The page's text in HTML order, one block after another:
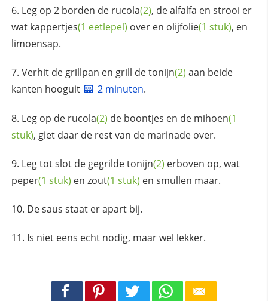
Leg op 2 borden de rucola(2), de alfalfa en strooi er
wat kappertjes(1 eetlepel) over en olijfolie(1 stuk), en
limoensap.
Verhit de grillpan en grill detonijn(2) aan beide
kanten hooguit
2 minuten.
Leg op de rucola(2) de boontjes en de mihoen(1
stuk), giet daar de rest van de marinade over.
Leg tot slot de gegrildetonijn(2) erboven op, wat
peper(1 stuk) en zout(1 stuk) en smullen maar.
De saus staat er apart bij.
Is niet eens echt nodig, maar wel lekker.